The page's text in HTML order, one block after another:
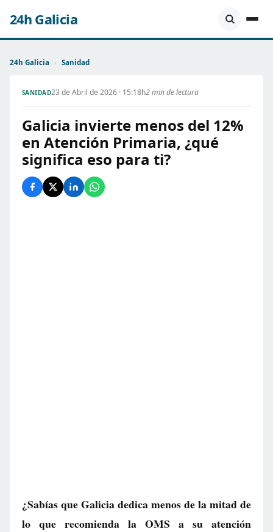
24h Galicia
24h Galicia › Sanidad
SANIDAD23 de Abril de 2026 · 15:18h2 min de lectura
Galicia invierte menos del 12%
en Atención Primaria, ¿qué
significa eso para ti?
¿Sabías que Galicia dedica menos de la mitad de
lo que recomienda la OMS a su atención